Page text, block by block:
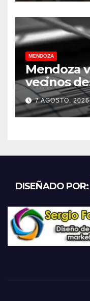
MENDOZA
Mendoza
vecinos
un fuerte
7 AGOSTO, 2026
DISEÑADO POR: